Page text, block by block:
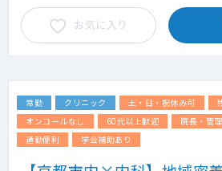
【外来について】
初診、再診で枠は
の方針に従って予
【訪問診療】
施設メインでの訪
訪問体制は、看護
お気に入り
常勤 クリニック 土・日・祝休み可
オンコールなし
60代以上歓迎 院長・管
通勤便利
学会補助あり